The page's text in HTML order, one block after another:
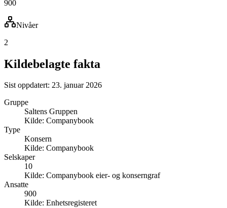
900
Nivåer
2
Kildebelagte fakta
Sist oppdatert: 23. januar 2026
Gruppe
Saltens Gruppen
Kilde: Companybook
Type
Konsern
Kilde: Companybook
Selskaper
10
Kilde: Companybook eier- og konserngraf
Ansatte
900
Kilde: Enhetsregisteret